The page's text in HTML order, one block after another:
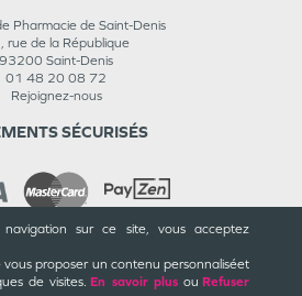
sur ce site, vous acceptez
proposer un contenu personnaliséet
de visites. En savoir plusou Refuser
Pharmacie de Saint-Denis
rue de la République
93200 Saint-Denis
01 48 20 08 72
Rejoignez-nous
CGU / CGV
SÉCURISÉS